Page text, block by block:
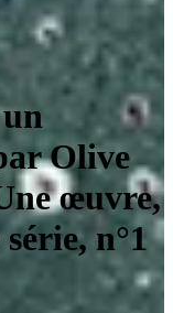
Olive
œuvre,
n°1